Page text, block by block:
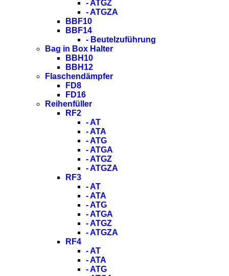
- ATGZ
- ATGZA
BBF10
BBF14
- Beutelzuführung
Bag in Box Halter
BBH10
BBH12
Flaschendämpfer
FD8
FD16
Reihenfüller
RF2
- AT
- ATA
- ATG
- ATGA
- ATGZ
- ATGZA
RF3
- AT
- ATA
- ATG
- ATGA
- ATGZ
- ATGZA
RF4
- AT
- ATA
- ATG